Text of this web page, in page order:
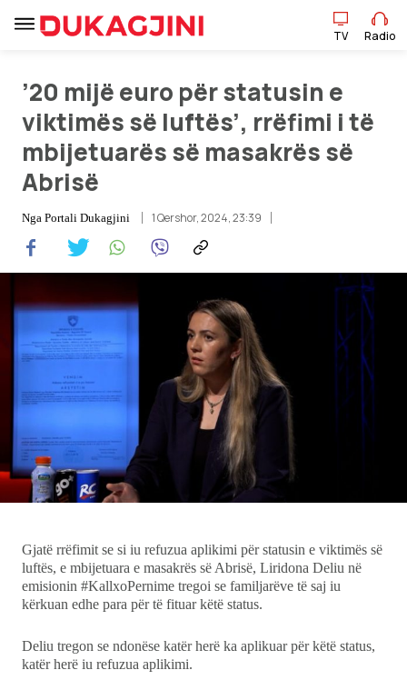
TV Radio
Lajme
Sport
Art Jete
Kulturë
Showbiz
Ekonomi
Teknologji
Udhëtime
DuVideo
TV Radio
’20 mijë euro për statusin e
viktimës së luftës’, rrëfimi i të
mbijetuarës së masakrës së
Abrisë
Nga Portali Dukagjini 1 Qershor, 2024, 23:39
Gjatë rrëfimit se si iu refuzua aplikimi për statusin e viktimës së
luftës, e mbijetuara e masakrës së Abrisë, Liridona Deliu në
emisionin #KallxoPernime tregoi se familjarëve të saj iu
kërkuan edhe para për të fituar këtë status.
Deliu tregon se ndonëse katër herë ka aplikuar për këtë status,
katër herë iu refuzua aplikimi.